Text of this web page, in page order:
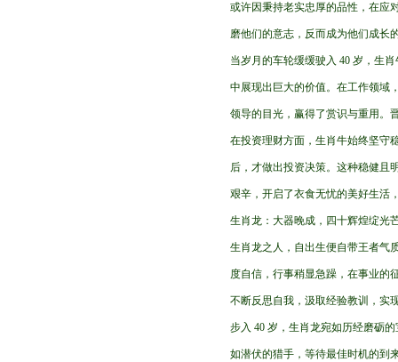
或许因秉持老实忠厚的品性，在应
磨他们的意志，反而成为他们成长
当岁月的车轮缓缓驶入 40 岁，生
中展现出巨大的价值。在工作领域
领导的目光，赢得了赏识与重用。
在投资理财方面，生肖牛始终坚守
后，才做出投资决策。这种稳健且
艰辛，开启了衣食无忧的美好生活
生肖龙：大器晚成，四十辉煌绽光
生肖龙之人，自出生便自带王者气
度自信，行事稍显急躁，在事业的
不断反思自我，汲取经验教训，实
步入 40 岁，生肖龙宛如历经磨砺
如潜伏的猎手，等待最佳时机的到